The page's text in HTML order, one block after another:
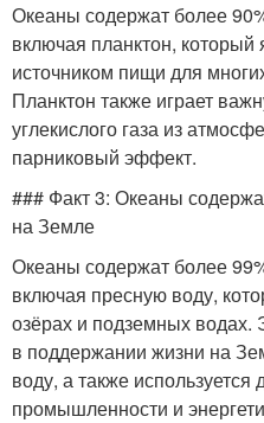
Океаны содержат более
включая планктон,
источником пищи для
Планктон также играет
углекислого газа из
парниковый эффект.
### Факт 3: Океаны
на Земле
Океаны содержат более
включая пресную воду,
озёрах и подземных водах.
в поддержании жизни на
воду, а также используется
промышленности и